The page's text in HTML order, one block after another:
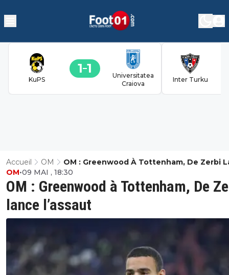
KuPS
1 1
Universitatea
Craiova
Inter Turku
Accueil OM
OM : Greenwood À Tottenham, De Zerbi
L’assaut
OM : Greenwood à Tottenham, De
lance l’assaut
OM•09 MAI , 18:30